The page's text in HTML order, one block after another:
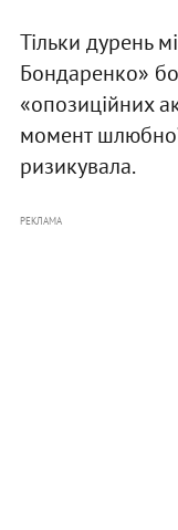
Тільки дурень
Бондаренко»
«опозиційних
момент
ризикувала.
РЕКЛАМА